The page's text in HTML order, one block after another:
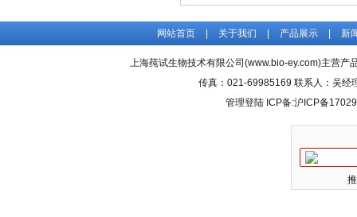
网站首页 关于我们 产品展示 新
上海莼试生物技术有限公司(www.bio-ey.com)主营产
传真：021-69985169 联系人：吴经
管理登陆 ICP备:沪ICP备